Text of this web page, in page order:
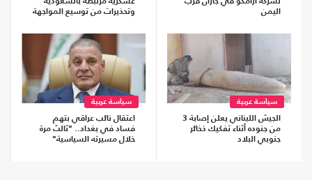
اليمن
وتحذيرات من توسيع المواجهة
سياسة عربية
الجيش اللبناني يعلن إصابة 3
من جنوده أثناء تفكيك ذخائر
جنوبي البلاد
سياسة عربية
اعتقال نائب عراقي بتهم
فساد في بغداد.. "ثالث مرة
خلال مسيرته السياسية"